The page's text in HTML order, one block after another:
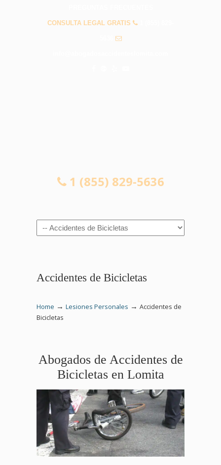
CONSULTA LEGAL GRATIS
1 (855) 829-5636
Navigation
Accidentes de Bicicletas
Home → Lesiones Personales → Accidentes de
Bicicletas
Abogados de Accidentes de
Bicicletas en Lomita